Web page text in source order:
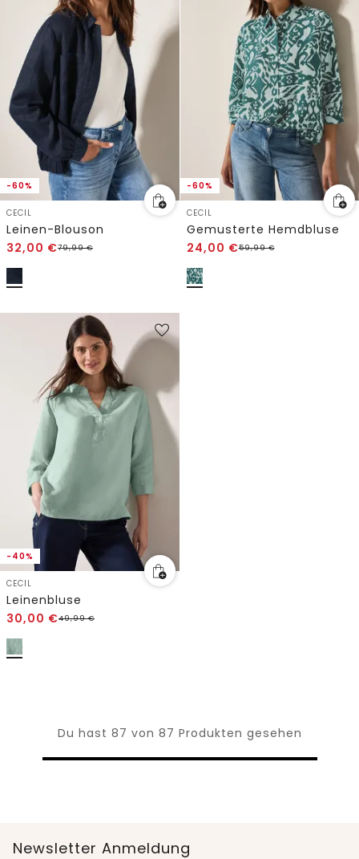
-60%
CECIL
Leinen-Blouson
32,00 €79,99€
-60%
CECIL
Gemusterte Hemdbluse
24,00 €59,99€
-40%
CECIL
Leinenbluse
30,00 €49,99€
Du hast 87 von 87 Produkten gesehen
Newsletter Anmeldung